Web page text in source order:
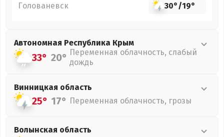
Голованевск 30°/19°
Автономная Республика Крым
33° 20° Переменная облачность, слабый
дождь
Винницкая область
25° 17° Переменная облачность, грозы
Волынская область